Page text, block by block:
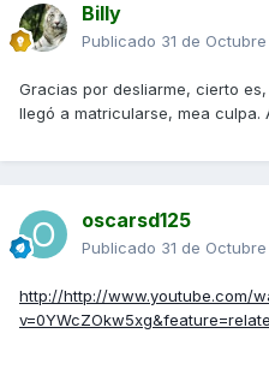
Billy
Publicado 31 de Octubre
Gracias por desliarme, cierto
llegó a matricularse, mea culpa.
oscarsd125
Publicado 31 de Octubre
http://http://www.youtube.com/